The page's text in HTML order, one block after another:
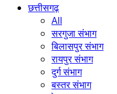
छत्तीसगढ़
All
सरगुजा संभाग
बिलासपुर संभाग
रायपुर संभाग
दुर्ग संभाग
बस्तर संभाग